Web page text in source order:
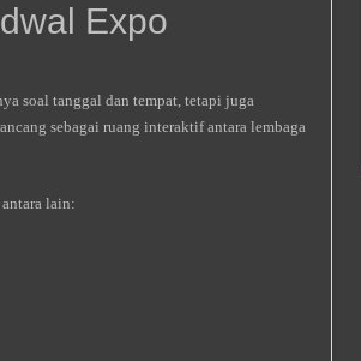
Expo
soal tanggal dan tempat, tetapi juga
sebagai ruang interaktif antara lembaga
lain: